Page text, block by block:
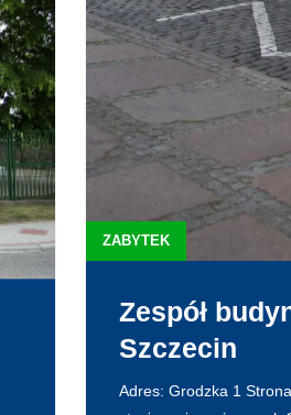
ZABYTEK
Zespół
Szczecin
Adres: Grodzka 1